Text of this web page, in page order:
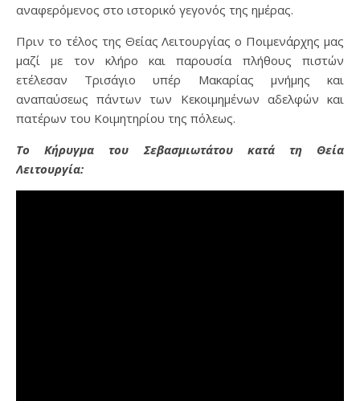
αναφερόμενος στο ιστορικό γεγονός της ημέρας.
Πριν το τέλος της Θείας Λειτουργίας ο Ποιμενάρχης μας
μαζί με τον κλήρο και παρουσία πλήθους πιστών
ετέλεσαν Τρισάγιο υπέρ Μακαρίας μνήμης και
αναπαύσεως πάντων των Κεκοιμημένων αδελφών και
πατέρων του Κοιμητηρίου της πόλεως.
Το Κήρυγμα του Σεβασμιωτάτου κατά τη Θεία
Λειτουργία: